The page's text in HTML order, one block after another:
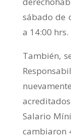
sábado de
a 14:00 hrs.
También,
Salario
cambiaron